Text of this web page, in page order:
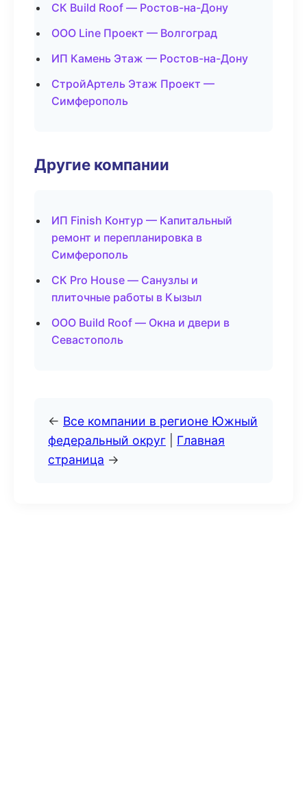
СК Build Roof — Ростов-на-Дону
ООО Line Проект — Волгоград
ИП Камень Этаж — Ростов-на-Дону
СтройАртель Этаж Проект —
Симферополь
Другие компании
ИП Finish Контур — Капитальный
ремонт и перепланировка в
Симферополь
СК Pro House — Санузлы и
плиточные работы в Кызыл
ООО Build Roof — Окна и двери в
Севастополь
← Все компании в регионе Южный
федеральный округ
Главная
страница →